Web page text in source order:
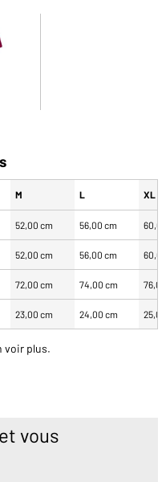
M L XL
52,00 cm 56,00 cm
52,00 cm 56,00 cm
72,00 cm 74,00 cm
23,00 cm 24,00 cm
voir plus.
vous